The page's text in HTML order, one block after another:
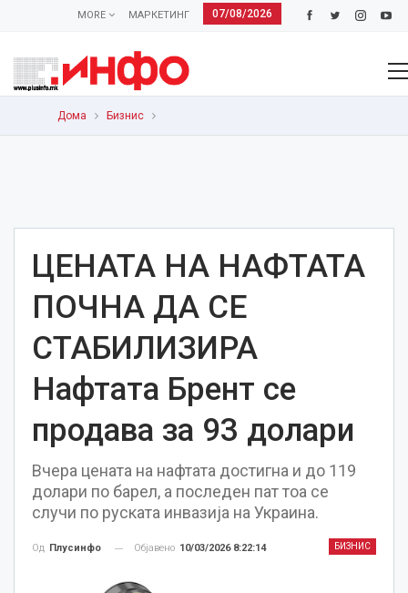
07/08/2026
МАРКЕТИНГ
MORE
Дома Бизнис
ЦЕНАТА НА НАФТАТА
ПОЧНА ДА СЕ
СТАБИЛИЗИРА
Нафтата Брент се
продава за 93 долари
Вчера цената нa нафтата достигна и до 119
долари по барел, а последен пат тоа се
случи по руската инвазија на Украина.
БИЗНИС
Од Плусинфо Објавено 10/03/2026 8:22:14